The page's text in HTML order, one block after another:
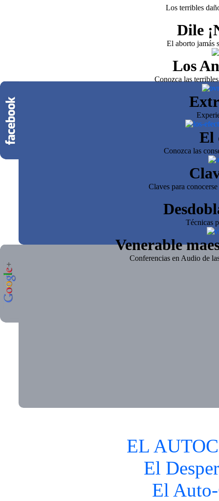
Los terribles
Dile
El aborto jamás
Los
Conozca las
El
Conozca las
Claves para
Técnicas
Venerable
Conferencias en Audio de
EL
El
El